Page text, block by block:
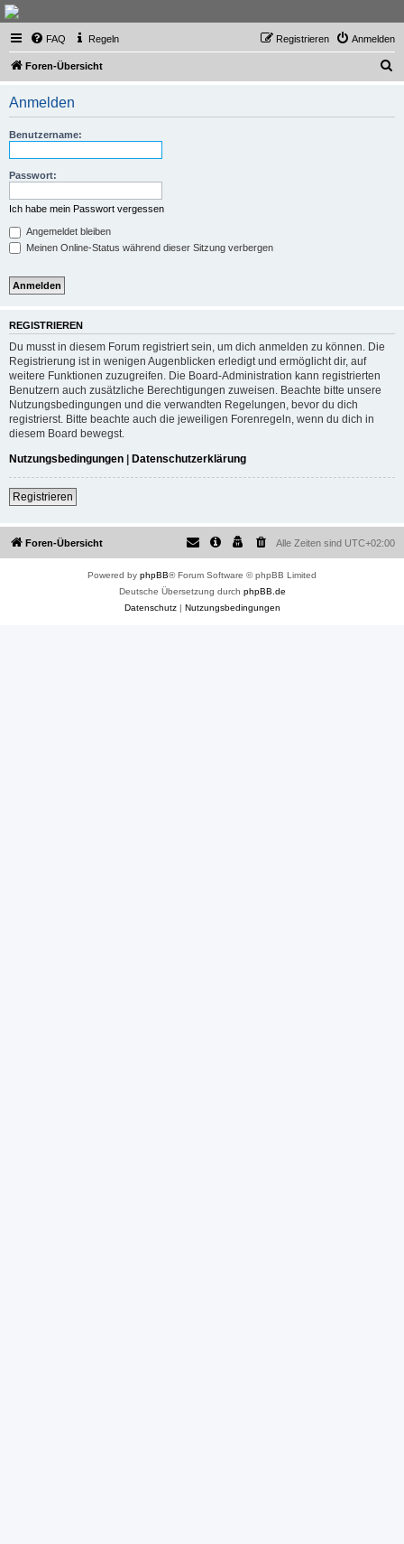
Thailand & Isaan Forum
- isaan-thai.ch
Das freundliche Forum über Thailand und den Isaan - von Membern für Member
FAQ Regeln Anmelden
Registrieren
Foren-Übersicht
Anmelden
Benutzername:
Passwort:
Ich habe mein Passwort vergessen
Angemeldet bleiben
Meinen Online-Status während dieser Sitzung verbergen
REGISTRIEREN
Du musst in diesem Forum registriert sein, um dich anmelden zu können. Die
Registrierung ist in wenigen Augenblicken erledigt und ermöglicht dir, auf
weitere Funktionen zuzugreifen. Die Board-Administration kann registrierten
Benutzern auch zusätzliche Berechtigungen zuweisen. Beachte bitte unsere
Nutzungsbedingungen und die verwandten Regelungen, bevor du dich
registrierst. Bitte beachte auch die jeweiligen Forenregeln, wenn du dich in
diesem Board bewegst.
Nutzungsbedingungen | Datenschutzerklärung
Registrieren
Foren-Übersicht Alle Zeiten sind UTC+02:00
Powered by phpBB® Forum Software © phpBB Limited
Deutsche Übersetzung durch phpBB.de
Datenschutz| Nutzungsbedingungen